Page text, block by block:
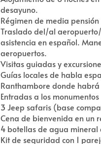
desayuno.
Régimen de media
Traslado del/al
asistencia en español.
aeropuertos.
Visitas guiadas y
Guías locales de habla
Ranthambore donde
Entradas a los monumentos
3 Jeep safaris (base
Cena de bienvenida en un
4 botellas de agua mineral
Kit de seguridad con 1